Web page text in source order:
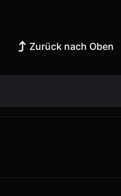
Zurück nach Oben